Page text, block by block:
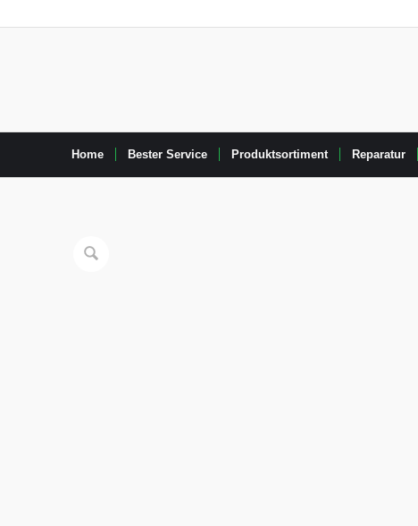
Home Bester Service Produktsortiment Reparatur